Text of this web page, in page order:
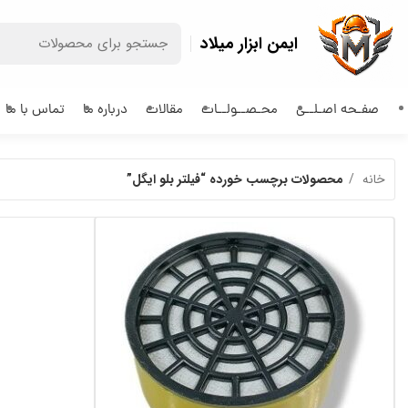
ایمن ابزار میلاد
صفـحه اصـلــی محـصــولــات مقالات درباره ما تماس با ما
خانه محصولات برچسب خورده “فیلتر بلو ایگل”